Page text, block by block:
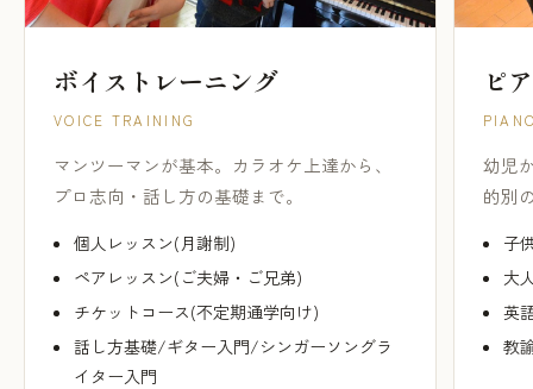
ボイストレーニング
VOICE TRAINING
マンツーマンが基本。カラオケ上達から、
プロ志向・話し方の基礎まで。
個人レッスン(月謝制)
ペアレッスン(ご夫婦・ご兄弟)
チケットコース(不定期通学向け)
話し方基礎/ギター入門/シンガーソングラ
イター入門
ピ
幼児
的別
子
大
英
教